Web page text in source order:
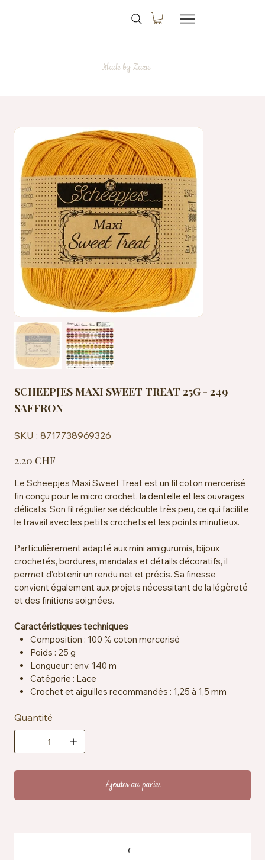
Made by Zazie
SCHEEPJES MAXI SWEET TREAT 25G - 249
SAFFRON
SKU : 8717738969326
8717738969326
2.20 CHF
Le Scheepjes Maxi Sweet Treat est un fil coton mercerisé
fin conçu pour le micro crochet, la dentelle et les ouvrages
délicats. Son fil régulier se dédouble très peu, ce qui facilite
le travail avec les petits crochets et les points minutieux.
Particulièrement adapté aux mini amigurumis, bijoux
crochetés, bordures, mandalas et détails décoratifs, il
permet d'obtenir un rendu net et précis. Sa finesse
convient également aux projets nécessitant de la légèreté
et des finitions soignées.
Caractéristiques techniques
Composition : 100 % coton mercerisé
Poids : 25 g
Longueur : env. 140 m
Catégorie : Lace
Crochet et aiguilles recommandés : 1,25 à 1,5 mm
Certification : EN71-3
Entretien : lavable en machine à 40 °C
Quantité
Ajouter au panier